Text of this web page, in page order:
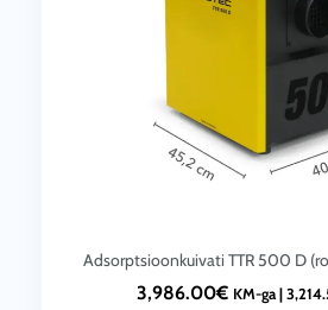
0
0
0
2
,
0
.
Adsorptsioonkuivati ​​TTR 500 D
3,986.00€ KM-ga |